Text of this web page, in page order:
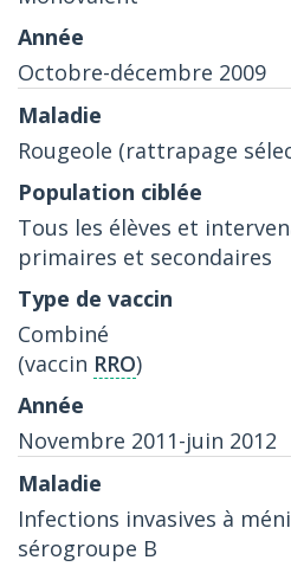
Octobre-décembre 2009
Rougeole (rattrapage
Tous les élèves et
primaires et secondaires
Combiné
(vaccin RRO)
Novembre 2011-juin 2012
Infections invasives à
sérogroupe B